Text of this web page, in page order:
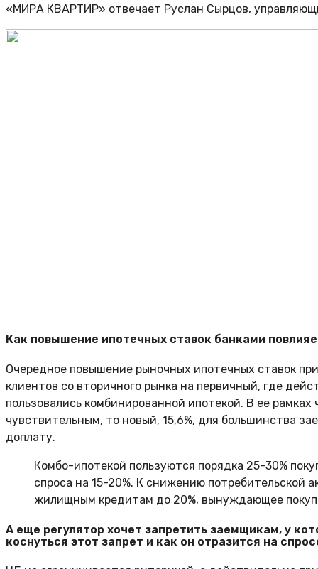
«МИРА КВАРТИР» отвечает Руслан Сырцов,
Как повышение ипотечных ставок банками
Очередное повышение рыночных ипотечных ставок
клиентов со вторичного рынка на первичный, где
пользовались комбинированной ипотекой. В ее
чувствительным, то новый, 15,6%, для большинства
доплату.
Комбо-ипотекой пользуются порядка 25-30%
спроса на 15-20%. К снижению потребительской
жилищным кредитам до 20%, вынуждающее
А еще регулятор хочет запретить заемщикам, у
коснуться этот запрет и как он отразится на